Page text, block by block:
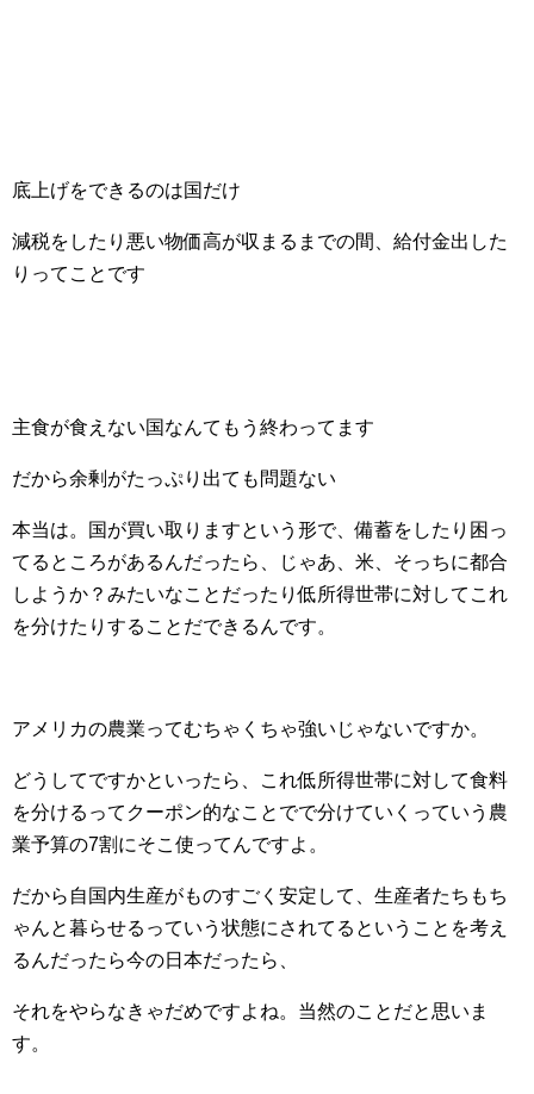
底上げをできるのは国だけ
減税をしたり悪い物価高が収まるまでの間、給付金出した
りってことです
主食が食えない国なんてもう終わってます
だから余剰がたっぷり出ても問題ない
本当は。国が買い取りますという形で、備蓄をしたり困っ
てるところがあるんだったら、じゃあ、米、そっちに都合
しようか？みたいなことだったり低所得世帯に対してこれ
を分けたりすることだできるんです。
アメリカの農業ってむちゃくちゃ強いじゃないですか。
どうしてですかといったら、これ低所得世帯に対して食料
を分けるってクーポン的なことでで分けていくっていう農
業予算の7割にそこ使ってんですよ。
だから自国内生産がものすごく安定して、生産者たちもち
ゃんと暮らせるっていう状態にされてるということを考え
るんだったら今の日本だったら、
それをやらなきゃだめですよね。当然のことだと思いま
す。